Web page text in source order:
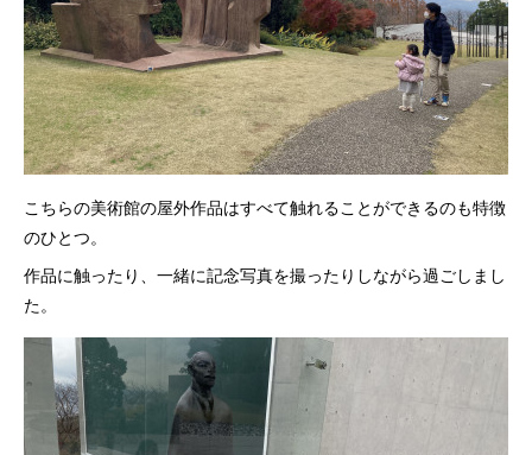
こちらの美術館の屋外作品はすべて触れることができるのも特徴
のひとつ。
作品に触ったり、一緒に記念写真を撮ったりしながら過ごしまし
た。